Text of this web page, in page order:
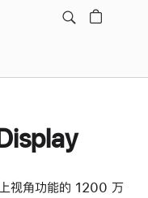
视角功能的 1200 万